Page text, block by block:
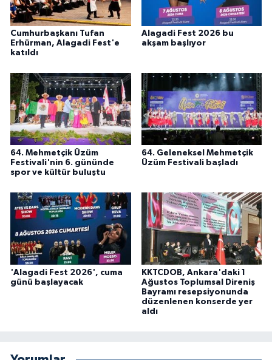
Cumhurbaşkanı Tufan
Erhürman, Alagadi Fest'e
katıldı
Alagadi Fest 2026 bu
akşam başlıyor
64. Mehmetçik Üzüm
Festivali'nin 6. gününde
spor ve kültür buluştu
64. Geleneksel Mehmetçik
Üzüm Festivali başladı
'Alagadi Fest 2026', cuma
günü başlayacak
KKTCDOB, Ankara'daki 1
Ağustos Toplumsal Direniş
Bayramı resepsiyonunda
düzenlenen konserde yer
aldı